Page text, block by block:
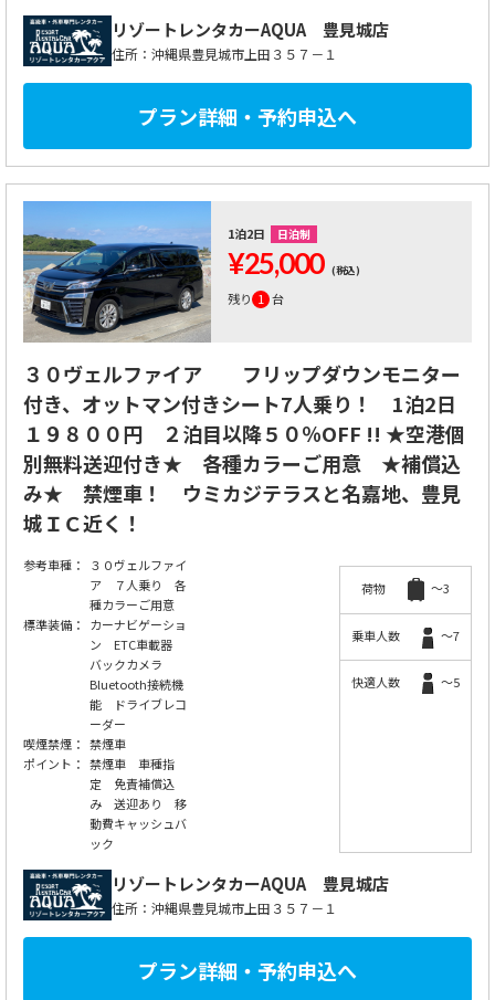
リゾートレンタカーAQUA 豊見城店
住所：沖縄県豊見城市上田３５７－１
プラン詳細・予約申込へ
1泊2日 日泊制
¥25,000 (税込)
残り 1 台
３０ヴェルファイア フリップダウンモニター
付き、オットマン付きシート7人乗り！ 1泊2日
１９８００円 ２泊目以降５０％OFF !! ★空港個
別無料送迎付き★ 各種カラーご用意 ★補償込
み★ 禁煙車！ ウミカジテラスと名嘉地、豊見
城ＩＣ近く！
参考車種：
３０ヴェルファイ
ア ７人乗り 各
種カラーご用意
標準装備：
カーナビゲーショ
ン ETC車載器
バックカメラ
Bluetooth接続機
能 ドライブレコ
ーダー
喫煙禁煙： 禁煙車
ポイント： 禁煙車 車種指
定 免責補償込
み 送迎あり 移
動費キャッシュバ
ック
荷物 ～3
乗車人数 ～7
快適人数 ～5
リゾートレンタカーAQUA 豊見城店
住所：沖縄県豊見城市上田３５７－１
プラン詳細・予約申込へ